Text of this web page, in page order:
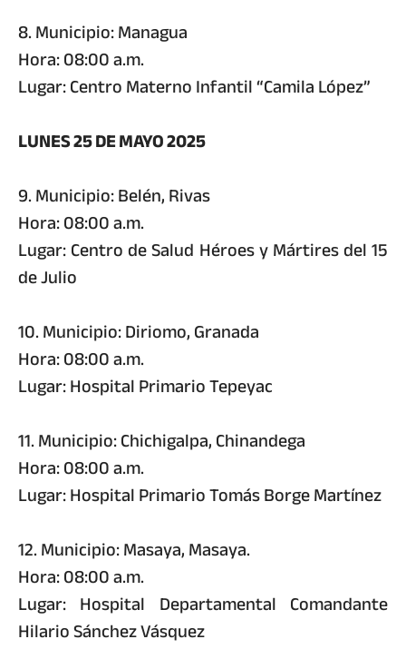
8. Municipio: Managua
Hora: 08:00 a.m.
Lugar: Centro Materno Infantil “Camila López”
LUNES 25 DE MAYO 2025
9. Municipio: Belén, Rivas
Hora: 08:00 a.m.
Lugar: Centro de Salud Héroes y Mártires del 15
de Julio
10. Municipio: Diriomo, Granada
Hora: 08:00 a.m.
Lugar: Hospital Primario Tepeyac
11. Municipio: Chichigalpa, Chinandega
Hora: 08:00 a.m.
Lugar: Hospital Primario Tomás Borge Martínez
12. Municipio: Masaya, Masaya.
Hora: 08:00 a.m.
Lugar: Hospital Departamental Comandante
Hilario Sánchez Vásquez